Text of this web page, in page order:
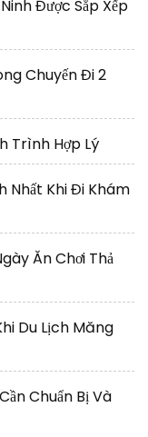
Được Sắp Xếp
Chuyến Đi 2
Trình Hợp Lý
Nhất Khi Đi Khám
Ăn Chơi Thả
Du Lịch Măng
Chuẩn Bị Và